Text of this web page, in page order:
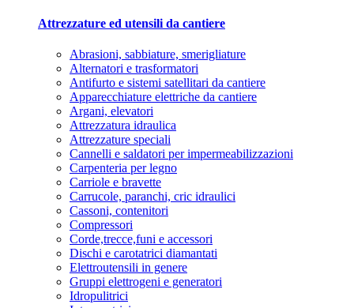
Attrezzature ed utensili da cantiere
Abrasioni, sabbiature, smerigliature
Alternatori e trasformatori
Antifurto e sistemi satellitari da cantiere
Apparecchiature elettriche da cantiere
Argani, elevatori
Attrezzatura idraulica
Attrezzature speciali
Cannelli e saldatori per impermeabilizzazioni
Carpenteria per legno
Carriole e bravette
Carrucole, paranchi, cric idraulici
Cassoni, contenitori
Compressori
Corde,trecce,funi e accessori
Dischi e carotatrici diamantati
Elettroutensili in genere
Gruppi elettrogeni e generatori
Idropulitrici